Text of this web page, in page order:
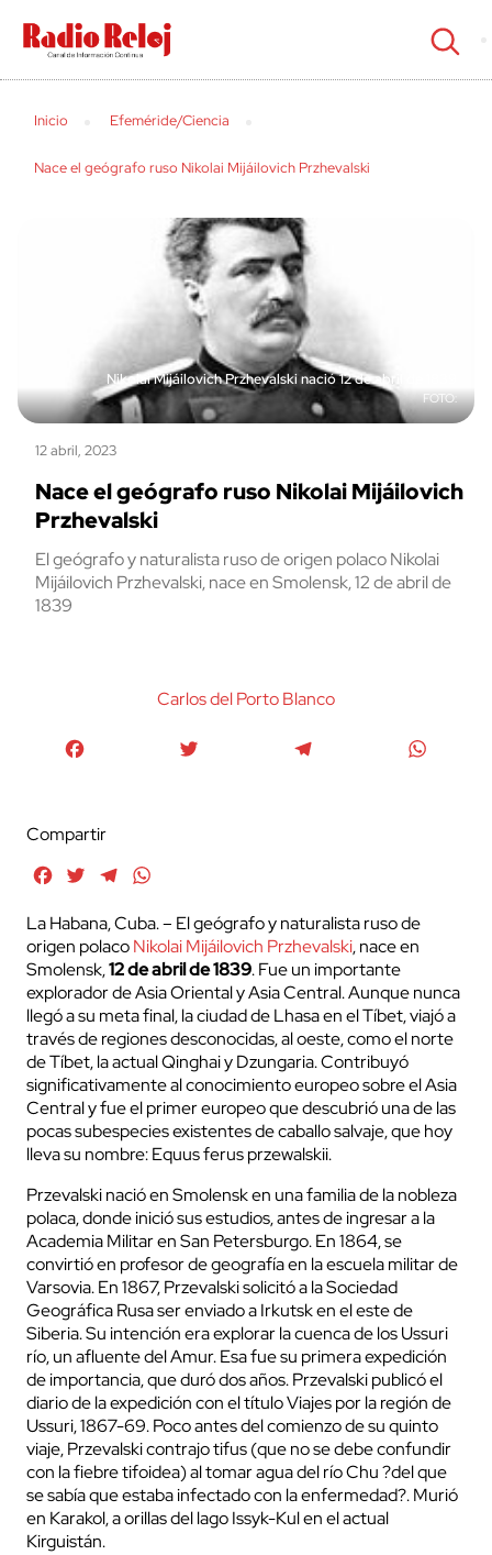
cerrar
Inicio Efeméride/Ciencia
Nace el geógrafo ruso Nikolai Mijáilovich Przhevalski
Nikolai Mijáilovich Przhevalski nació 12 de abril de 1839
12 abril, 2023
Nace el geógrafo ruso Nikolai Mijáilovich
Przhevalski
El geógrafo y naturalista ruso de origen polaco Nikolai
Mijáilovich Przhevalski, nace en Smolensk, 12 de abril de
1839
Carlos del Porto Blanco
Compartir
FacebookTwitterTelegram
La Habana, Cuba. – El geógrafo y naturalista ruso de
origen polacoNikolai Mijáilovich Przhevalski, nace en
Smolensk,12 de abril de 1839. Fue un importante
explorador de Asia Oriental y Asia Central. Aunque nunca
llegó a su meta final, la ciudad de Lhasa en el Tíbet, viajó a
través de regiones desconocidas, al oeste, como el norte
de Tíbet, la actual Qinghai y Dzungaria. Contribuyó
significativamente al conocimiento europeo sobre el Asia
Central y fue el primer europeo que descubrió una de las
pocas subespecies existentes de caballo salvaje, que hoy
lleva su nombre: Equus ferus przewalskii.
Przevalski nació en Smolensk en una familia de la nobleza
polaca, donde inició sus estudios, antes de ingresar a la
Academia Militar en San Petersburgo. En 1864, se
convirtió en profesor de geografía en la escuela militar de
Varsovia. En 1867, Przevalski solicitó a la Sociedad
Geográfica Rusa ser enviado a Irkutsk en el este de
Siberia. Su intención era explorar la cuenca de los Ussuri
río, un afluente del Amur. Esa fue su primera expedición
de importancia, que duró dos años. Przevalski publicó el
diario de la expedición con el título Viajes por la región de
Ussuri, 1867-69. Poco antes del comienzo de su quinto
viaje, Przevalski contrajo tifus (que no se debe confundir
con la fiebre tifoidea) al tomar agua del río Chu ?del que
se sabía que estaba infectado con la enfermedad?. Murió
en Karakol, a orillas del lago Issyk-Kul en el actual
Kirguistán.